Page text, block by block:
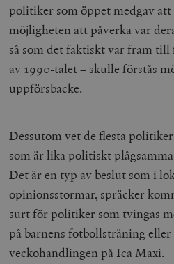
politiker som öppet medgav
möjligheten att påverka var
så som det faktiskt var fram
av 1990-talet – skulle förstås
uppförsbacke.
Dessutom vet de flesta
som är lika politiskt
Det är en typ av beslut som i
opinionsstormar, spräcker
surt för politiker som tvingas
på barnens fotbollsträning eller
veckohandlingen på Ica Maxi.